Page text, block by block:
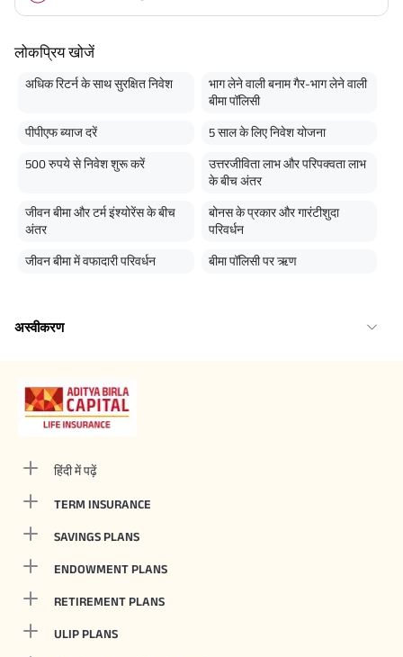
लोकप्रिय खोजें
अधिक रिटर्न के साथ सुरक्षित निवेश
भाग लेने वाली बनाम गैर-भाग लेने वाली
बीमा पॉलिसी
पीपीएफ ब्याज दरें 5 साल के लिए निवेश योजना
500 रुपये से निवेश शुरू करें
उत्तरजीविता लाभ और परिपक्वता लाभ
के बीच अंतर
जीवन बीमा और टर्म इंश्योरेंस के बीच
अंतर
बोनस के प्रकार और गारंटीशुदा
परिवर्धन
जीवन बीमा में वफादारी परिवर्धन बीमा पॉलिसी पर ऋण
अस्वीकरण
हिंदी में पढ़ें
TERM INSURANCE
SAVINGS PLANS
ENDOWMENT PLANS
RETIREMENT PLANS
ULIP PLANS